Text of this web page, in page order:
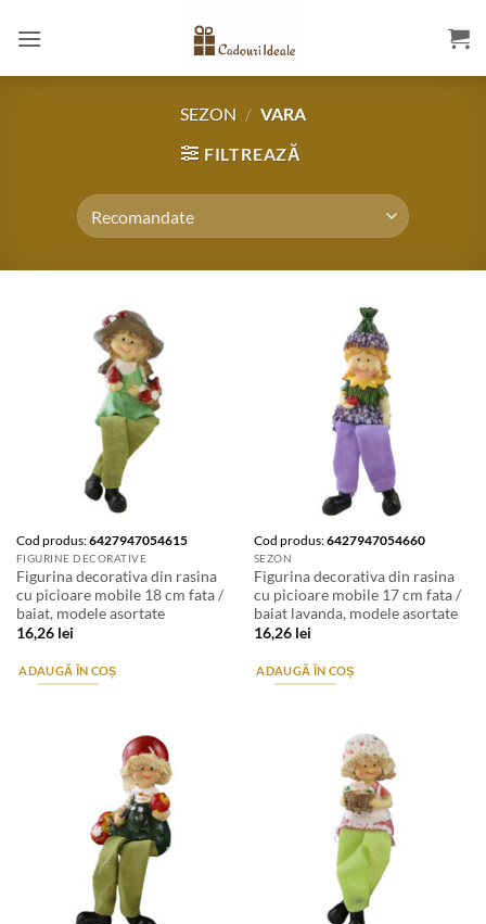
SEZON / VARA
FILTREAZĂ
Cod produs:6427947054615
FIGURINE DECORATIVE
Figurina decorativa din rasina
cu picioare mobile 18 cm fata /
baiat, modele asortate
16,26 lei
ADAUGĂ ÎN COȘ
Cod produs:6427947054660
SEZON
Figurina decorativa din rasina
cu picioare mobile 17 cm fata /
baiat lavanda, modele asortate
16,26 lei
ADAUGĂ ÎN COȘ